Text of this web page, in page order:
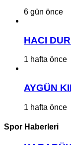
6 gün önce
HACI
1 hafta önce
AYGÜN
1 hafta önce
Spor Haberleri